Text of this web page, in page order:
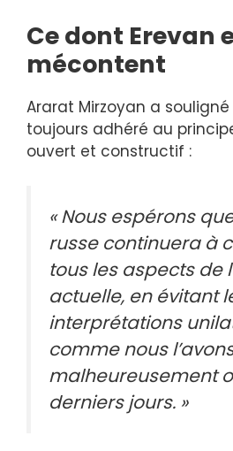
Ce dont Erevan
mécontent
Ararat Mirzoyan a souligné
toujours adhéré au
ouvert et constructif :
« Nous espérons
russe continuera à
tous les aspects de
actuelle, en évitant
interprétations
comme nous
malheureusement
derniers jours. »